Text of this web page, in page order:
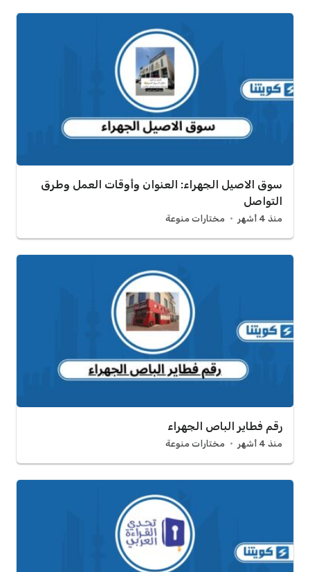
سوق الاصيل الجهراء: العنوان وأوقات العمل وطرق
التواصل
منذ 4 أشهر مختارات منوعة
رقم فطاير الباص الجهراء
منذ 4 أشهر مختارات منوعة